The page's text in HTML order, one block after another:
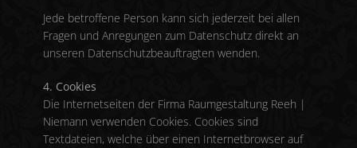
Jede betroffene Person kann sich jederzeit bei allen
Fragen und Anregungen zum Datenschutz direkt an
unseren Datenschutzbeauftragten wenden.
4. Cookies
Die Internetseiten der Firma Raumgestaltung Reeh |
Niemann verwenden Cookies. Cookies sind
Textdateien, welche über einen Internetbrowser auf